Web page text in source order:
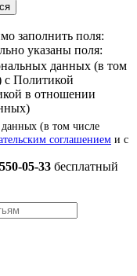
заполнить поля:
указаны поля:
данных (в том
с Политикой
в отношении
данных (в том числе
соглашением и с
05-33 бесплатный